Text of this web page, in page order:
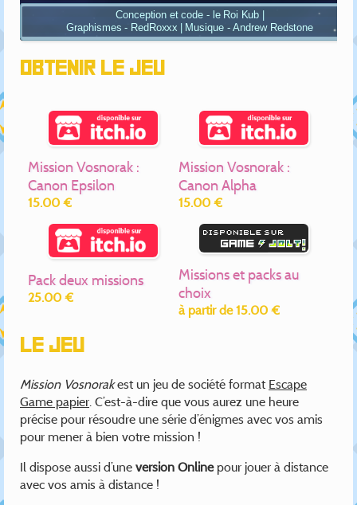
Obtenir le jeu
Mission Vosnorak :
Canon Epsilon
15.00 €
Mission Vosnorak :
Canon Alpha
15.00 €
Pack deux missions
25.00 €
Missions et packs au
choix
à partir de 15.00 €
Le jeu
Mission Vosnorakest un jeu de société format Escape
Game papier . C’est-à-dire que vous aurez une heure
précise pour résoudre une série d’énigmes avec vos amis
pour mener à bien votre mission !
Il dispose aussi d’une version Onlinepour jouer à distance
avec vos amis à distance !